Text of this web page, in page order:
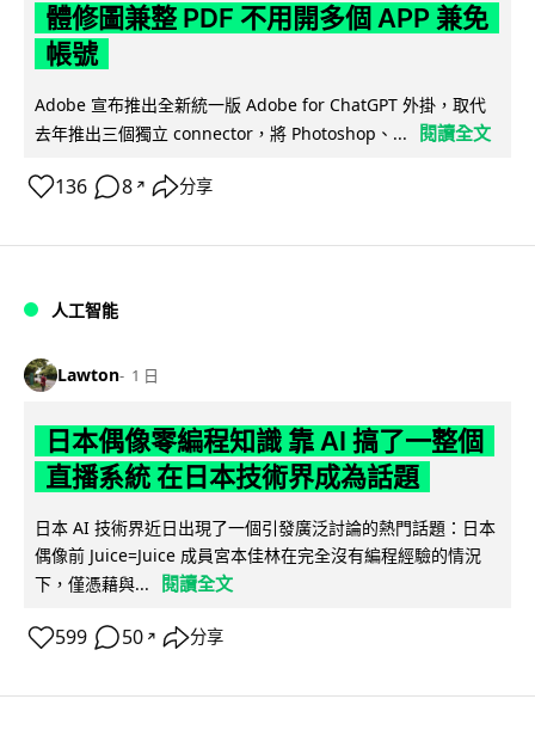
體修圖兼整 PDF 不用開多個 APP 兼免
帳號
Adobe 宣布推出全新統一版 Adobe for ChatGPT 外掛，取代
去年推出三個獨立 connector，將 Photoshop、...
閱讀全文
136 8 ↗ 分享
人工智能
Lawton 1 日
日本偶像零編程知識 靠 AI 搞了一整個
直播系統 在日本技術界成為話題
日本 AI 技術界近日出現了一個引發廣泛討論的熱門話題：日本
偶像前 Juice=Juice 成員宮本佳林在完全沒有編程經驗的情況
下，僅憑藉與...
閱讀全文
599 50 ↗ 分享